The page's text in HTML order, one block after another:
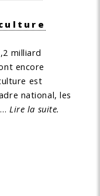
milliard
encore
est
national, les
Lire la suite.